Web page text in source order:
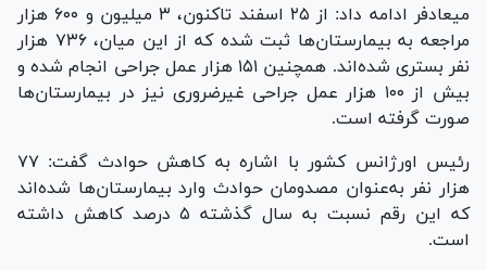
میعادفر ادامه داد: از ۲۵ اسفند تاکنون، ۳ میلیون و ۶۰۰ هزار
مراجعه به بیمارستان‌ها ثبت شده که از این میان، ۷۳۶ هزار
نفر بستری شده‌اند. همچنین ۱۵۱ هزار عمل جراحی انجام شده و
بیش از ۱۰۰ هزار عمل جراحی غیرضروری نیز در بیمارستان‌ها
صورت گرفته است.
رئیس اورژانس کشور با اشاره به کاهش حوادث گفت: ۷۷
هزار نفر به‌عنوان مصدومان حوادث وارد بیمارستان‌ها شده‌اند
که این رقم نسبت به سال گذشته ۵ درصد کاهش داشته
است.